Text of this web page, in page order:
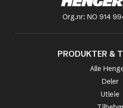
Org.nr: NO 914
PRODUKTER &
Alle
Deler
Utleie